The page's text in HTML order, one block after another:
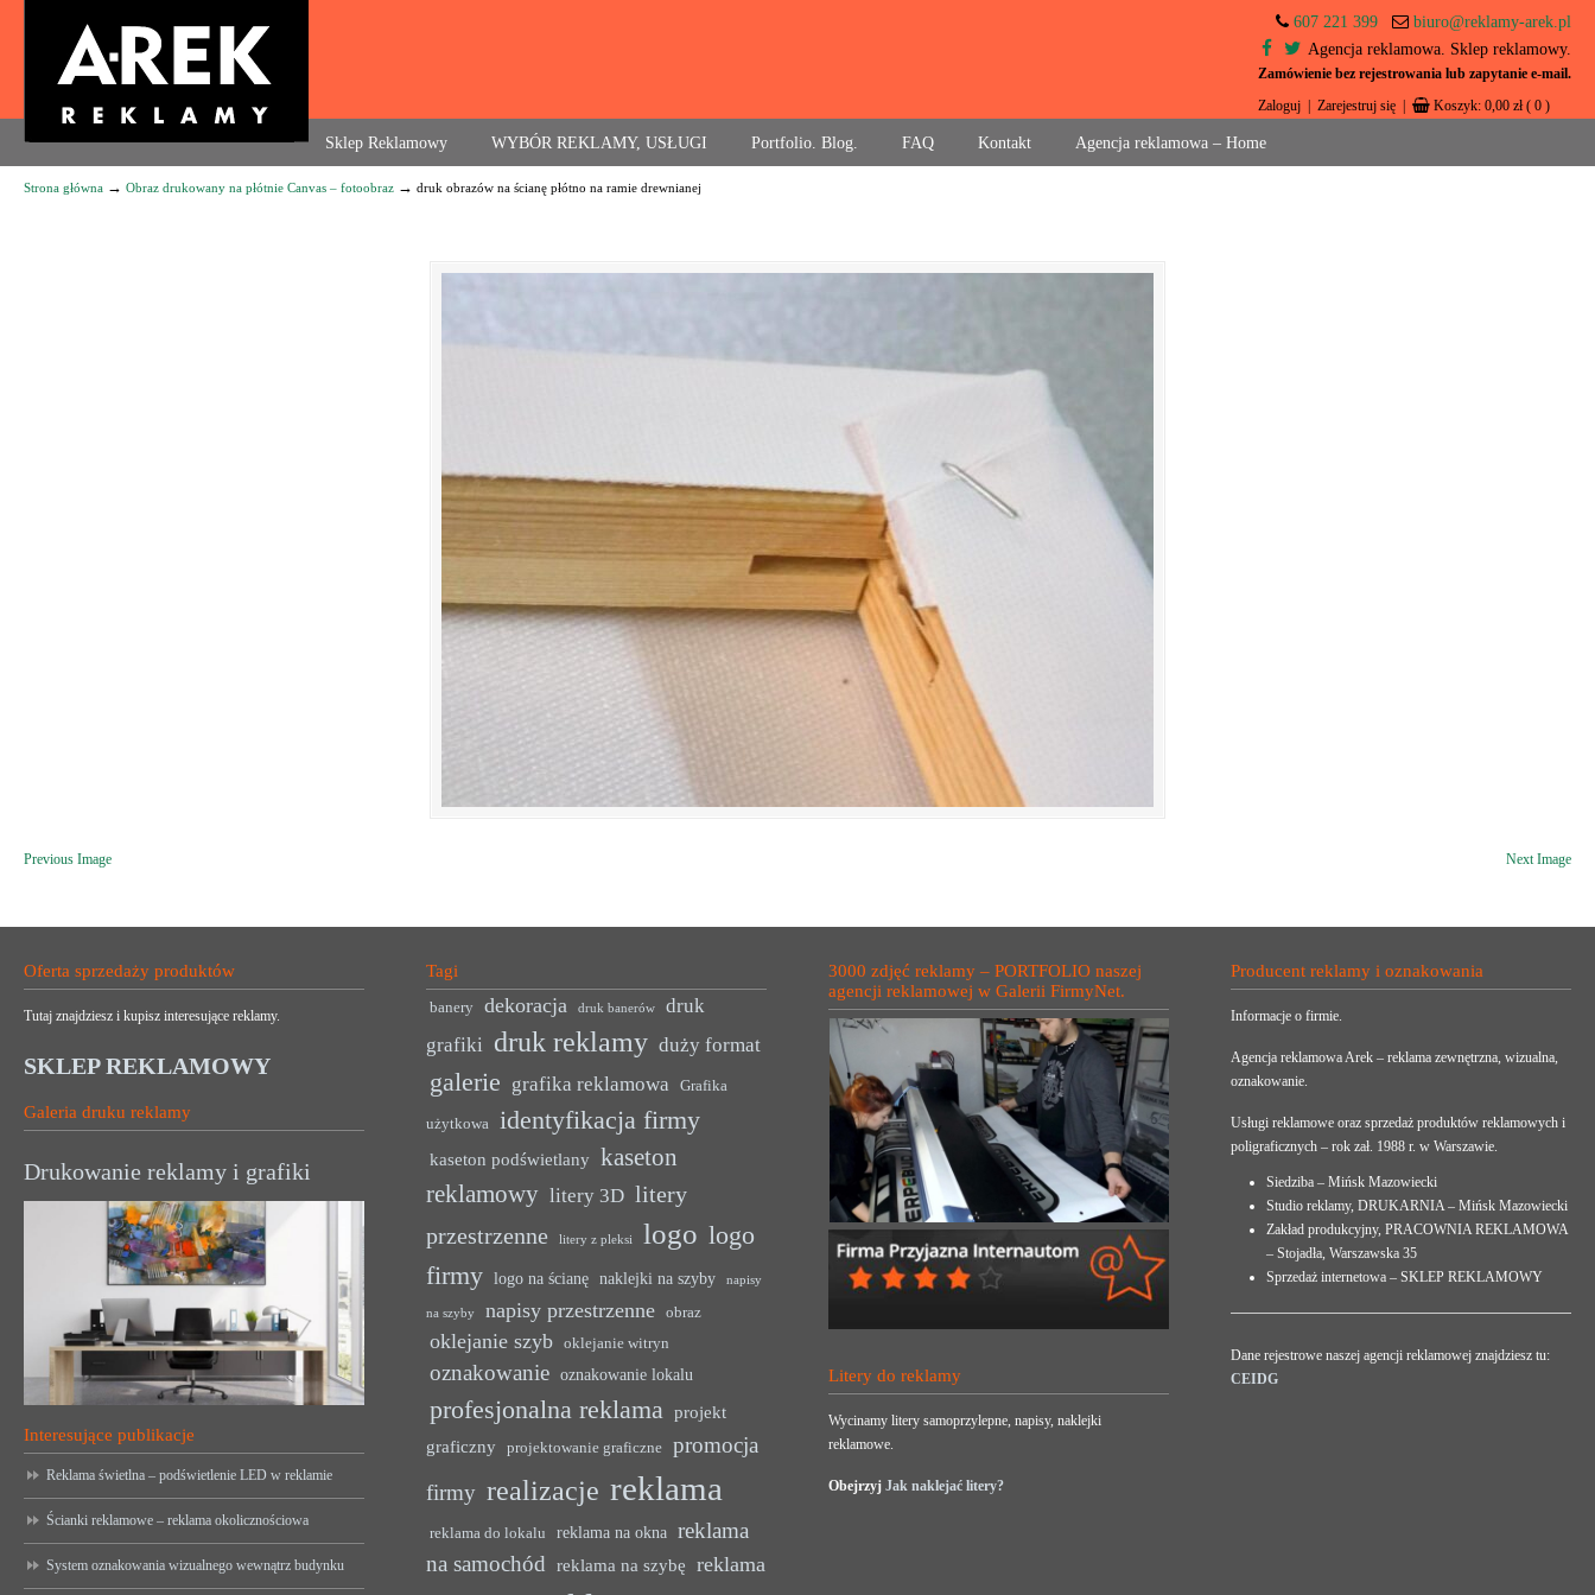
Agencja reklamowa. Reklama – usługi, druk
607 221 399
biuro@reklamy-arek.pl
Agencja reklamowa. Sklep reklamowy.
Zamówienie bez rejestrowania lub zapytanie e-mail.
Zaloguj Zarejestruj się Koszyk: 0,00 zł ( 0 )
Sklep Reklamowy WYBÓR REKLAMY, USŁUGI Portfolio. Blog. FAQ Kontakt Agencja reklamowa – Home
Navigation
Strona główna → Obraz drukowany na płótnie Canvas – fotoobraz → druk obrazów na ścianę płótno na ramie drewnianej
Previous Image Next Image
Oferta sprzedaży produktów
Tutaj znajdziesz i kupisz interesujące reklamy.
SKLEP REKLAMOWY
Galeria druku reklamy
Drukowanie reklamy i grafiki
Interesujące publikacje
Reklama świetlna – podświetlenie LED w reklamie
Ścianki reklamowe – reklama okolicznościowa
System oznakowania wizualnego wewnątrz budynku
Tagi
banery dekoracja druk banerów
druk
grafiki druk reklamy duży format
galerie grafika reklamowa Grafika
użytkowa identyfikacja firmy
kaseton podświetlany kaseton
reklamowy litery 3D litery
przestrzenne
litery z pleksi logo logo
firmy
logo na ścianę naklejki na szyby napisy
na szyby napisy przestrzenne obraz
oklejanie szyb oklejanie witryn
oznakowanie oznakowanie lokalu
profesjonalna reklama projekt
graficzny
projektowanie graficzne
promocja
firmy realizacje reklama
reklama do lokalu reklama na okna
reklama
na samochód reklama na szybę reklama
3000 zdjęć reklamy – PORTFOLIO naszej
agencji reklamowej w Galerii FirmyNet.
Litery do reklamy
Wycinamy litery samoprzylepne, napisy, naklejki
reklamowe.
ObejrzyjJak naklejać litery?
Producent reklamy i oznakowania
Informacje o firmie.
Agencja reklamowa Arek – reklama zewnętrzna, wizualna,
oznakowanie.
Usługi reklamowe oraz sprzedaż produktów reklamowych i
poligraficznych – rok zał. 1988 r. w Warszawie.
Siedziba – Mińsk Mazowiecki
Studio reklamy, DRUKARNIA – Mińsk Mazowiecki
Zakład produkcyjny, PRACOWNIA REKLAMOWA
– Stojadła, Warszawska 35
Sprzedaż internetowa – SKLEP REKLAMOWY
Dane rejestrowe naszej agencji reklamowej znajdziesz tu:
CEIDG